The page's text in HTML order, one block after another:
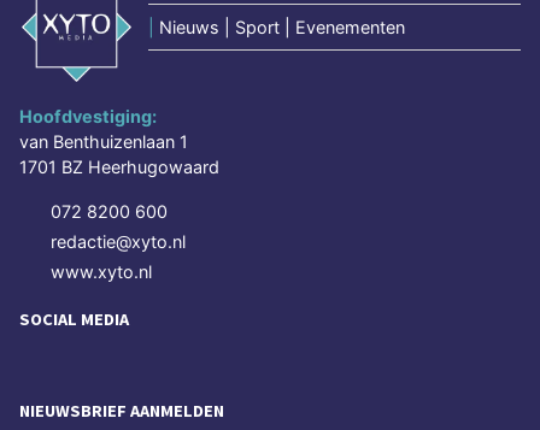
Nieuws | Sport | Evenementen
Hoofdvestiging:
van Benthuizenlaan 1
1701 BZ Heerhugowaard
072 8200 600
redactie@xyto.nl
www.xyto.nl
SOCIAL MEDIA
NIEUWSBRIEF AANMELDEN